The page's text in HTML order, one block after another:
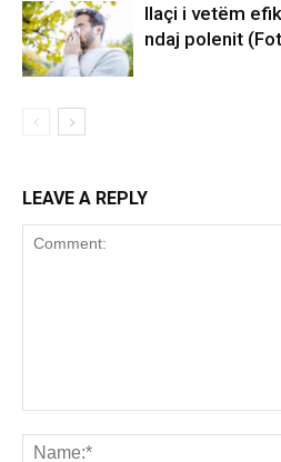
Ilaçi i vetëm
ndaj polenit
LEAVE A REPLY